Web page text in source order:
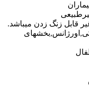
قابل زنگ زدن میباشد.